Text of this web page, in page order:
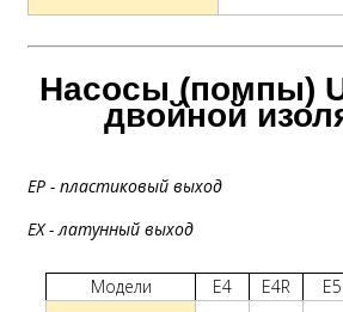
Насосы (помпы)
двойной
EP - пластиковый выход
EX - латунный выход
Модели E4 E4R E5